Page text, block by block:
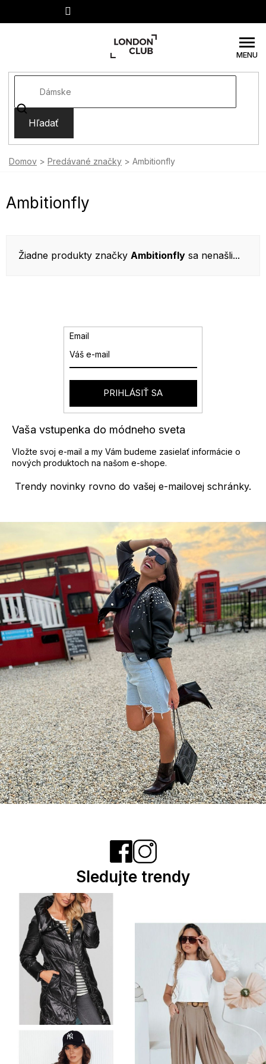
Hľadať
Domov Predávané značky Ambitionfly
Ambitionfly
Žiadne produkty značky Ambitionfly sa nenašli...
Trendy novinky rovno do vašej e-mailovej schránky.
Vaša vstupenka do módneho sveta
Vložte svoj e-mail a my Vám budeme zasielať informácie o
nových produktoch na našom e-shope.
Email
PRIHLÁSIŤ SA